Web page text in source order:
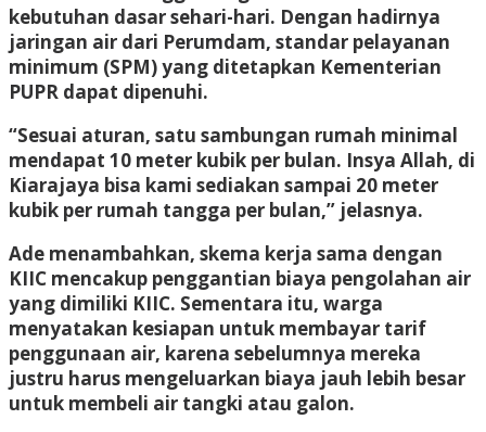
kebutuhan dasar sehari-hari. Dengan hadirnya
jaringan air dari Perumdam, standar pelayanan
minimum (SPM) yang ditetapkan Kementerian
PUPR dapat dipenuhi.
“Sesuai aturan, satu sambungan rumah minimal
mendapat 10 meter kubik per bulan. Insya Allah, di
Kiarajaya bisa kami sediakan sampai 20 meter
kubik per rumah tangga per bulan,” jelasnya.
Ade menambahkan, skema kerja sama dengan
KIIC mencakup penggantian biaya pengolahan air
yang dimiliki KIIC. Sementara itu, warga
menyatakan kesiapan untuk membayar tarif
penggunaan air, karena sebelumnya mereka
justru harus mengeluarkan biaya jauh lebih besar
untuk membeli air tangki atau galon.